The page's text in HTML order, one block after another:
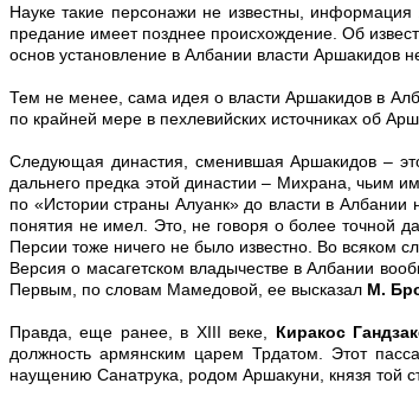
Науке такие персонажи не известны, информация
предание имеет позднее происхождение. Об
основ установление в Албании власти Аршакидов
Тем не менее, сама идея о власти Аршакидов в
по крайней мере в пехлевийских источниках об
Следующая династия, сменившая Аршакидов –
дальнего предка этой династии – Михрана, чьим
по «Истории страны Алуанк» до власти в Албании
понятия не имел. Это, не говоря о более точной
Персии тоже ничего не было известно. Во всяком
Версия о масагетском владычестве в Албании
Первым, по словам Мамедовой, ее высказал М.
Правда, еще ранее, в XIII веке, Киракос
должность армянским царем Трдатом. Этот
наущению Санатрука, родом Аршакуни, князя той